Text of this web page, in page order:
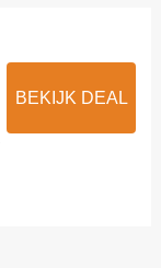
BEKIJK DEAL